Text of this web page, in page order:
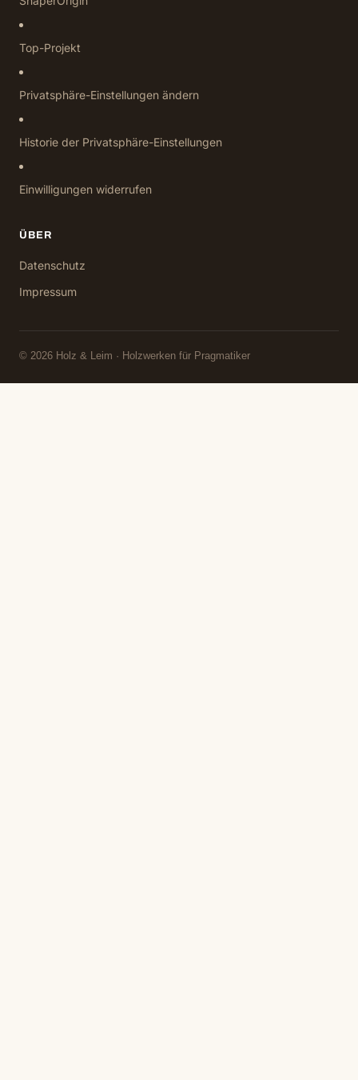
Top-Projekt
Privatsphäre-Einstellungen ändern
Historie der Privatsphäre-Einstellungen
Einwilligungen widerrufen
ÜBER
Datenschutz
Impressum
© 2026 Holz & Leim · Holzwerken für Pragmatiker